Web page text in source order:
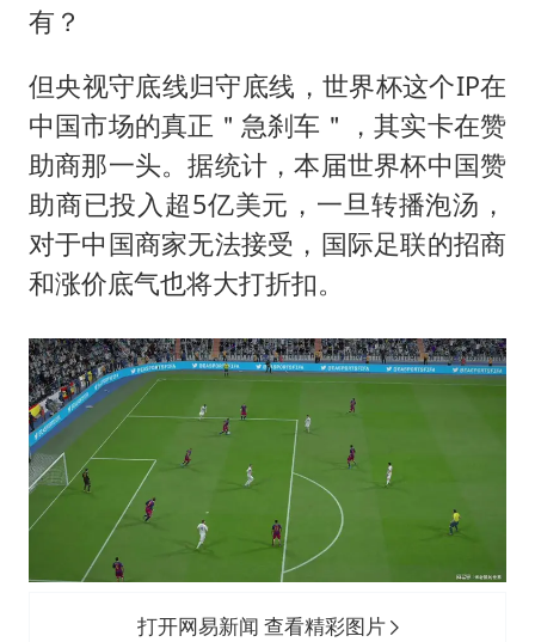
有？
但央视守底线归守底线，世界杯这个IP在
中国市场的真正＂急刹车＂，其实卡在赞
助商那一头。据统计，本届世界杯中国赞
助商已投入超5亿美元，一旦转播泡汤，
对于中国商家无法接受，国际足联的招商
和涨价底气也将大打折扣。
打开网易新闻 查看精彩图片